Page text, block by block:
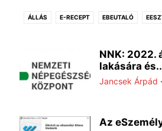
ÁLLÁS E-RECEPT EBEUTALÓ
NNK: 2022.
lakására
Jancsek Árpád
Az